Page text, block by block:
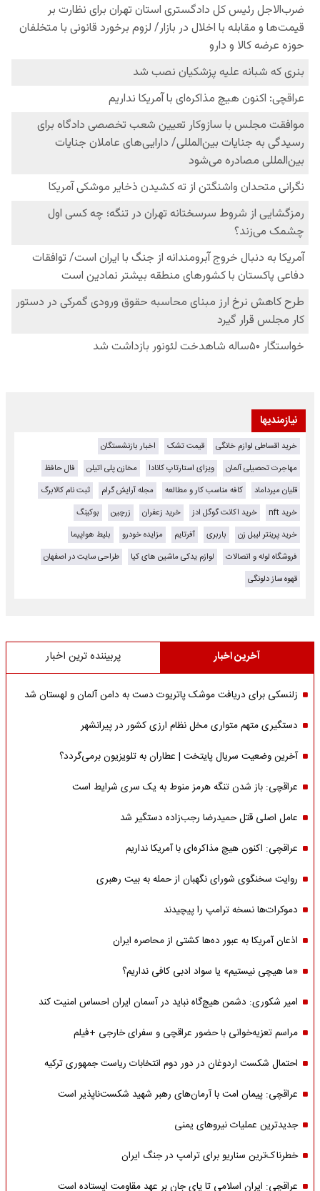
نیازمندیها
خرید اقساطی لوازم خانگی قیمت تشک
اخبار بازنشستگان
مهاجرت تحصیلی آلمان
ویزای استارتاپ کانادا مخازن پلی اتیلن
فال حافظ
قلیان میرداماد
کافه مناسب کار و مطالعه مجله آرایش گرام
ثبت نام کالابرگ
خرید nft
خرید اکانت گوگل ادز خرید زعفران زرچین
بوکینگ
خرید پرینتر لیبل زن
باربری آفرتایم مزایده خودرو
بلیط هواپیما
فروشگاه لوله و اتصالات
لوازم یدکی ماشین های کیا
طراحی سایت در اصفهان
قهوه ساز دلونگی
آخرین اخبار پربیننده ترین اخبار
زلنسکی برای دریافت موشک پاتریوت دست به دامن آلمان و لهستان شد
دستگیری متهم متواری مخل نظام ارزی کشور در پیرانشهر
آخرین وضعیت سریال پایتخت | عطاران به تلویزیون برمی‌گردد؟
عراقچی: باز شدن تنگه هرمز منوط به یک سری شرایط است
عامل اصلی قتل حمیدرضا رجب‌زاده دستگیر شد
عراقچی: اکنون هیچ مذاکره‌ای با آمریکا نداریم
روایت سخنگوی شورای نگهبان از حمله به بیت رهبری
دموکرات‌ها نسخه ترامپ را پیچیدند
اذعان آمریکا به عبور ده‌ها کشتی از محاصره ایران
«ما هیچی نیستیم» یا سواد ادبی کافی نداریم؟
امیر شکوری: دشمن هیچ‌گاه نباید در آسمان ایران احساس امنیت کند
مراسم تعزیه‌خوانی با حضور عراقچی و سفرای خارجی +فیلم
احتمال شکست اردوغان در دور دوم انتخابات ریاست جمهوری ترکیه
عراقچی: پیمان امت با آرمان‌های رهبر شهید شکست‌ناپذیر است
جدیدترین عملیات نیروهای یمنی
خطرناک‌ترین سناریو برای ترامپ در جنگ ایران
عراقچی: ایران اسلامی تا پای جان بر عهد مقاومت ایستاده است